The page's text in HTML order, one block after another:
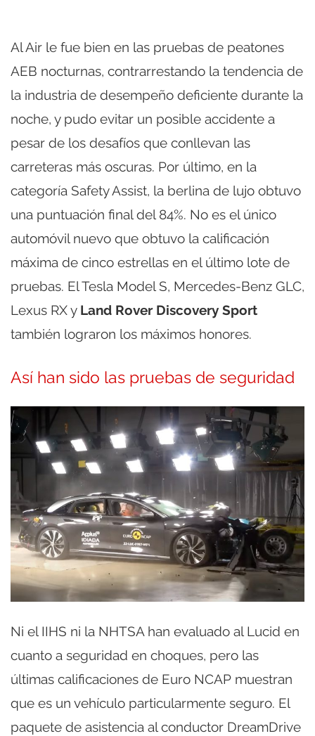
Al Air le fue bien en las pruebas de peatones
AEB nocturnas, contrarrestando la tendencia de
la industria de desempeño deficiente durante la
noche, y pudo evitar un posible accidente a
pesar de los desafíos que conllevan las
carreteras más oscuras. Por último, en la
categoría Safety Assist, la berlina de lujo obtuvo
una puntuación final del 84%. No es el único
automóvil nuevo que obtuvo la calificación
máxima de cinco estrellas en el último lote de
pruebas. El Tesla Model S, Mercedes-Benz GLC,
Lexus RX y Land Rover Discovery Sport
también lograron los máximos honores.
Así han sido las pruebas de seguridad
Ni el IIHS ni la NHTSA han evaluado al Lucid en
cuanto a seguridad en choques, pero las
últimas calificaciones de Euro NCAP muestran
que es un vehículo particularmente seguro. El
paquete de asistencia al conductor DreamDrive